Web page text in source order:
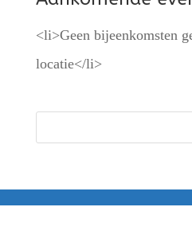
<li>Geen bijeenkomsten
locatie</li>